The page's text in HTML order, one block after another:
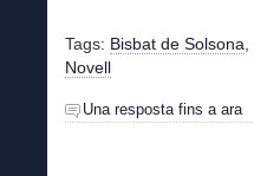
Tags: Bisbat de Solsona
Novell
Una resposta fins a ara